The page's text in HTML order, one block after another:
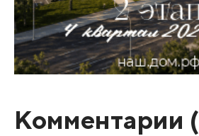
Комментарии (